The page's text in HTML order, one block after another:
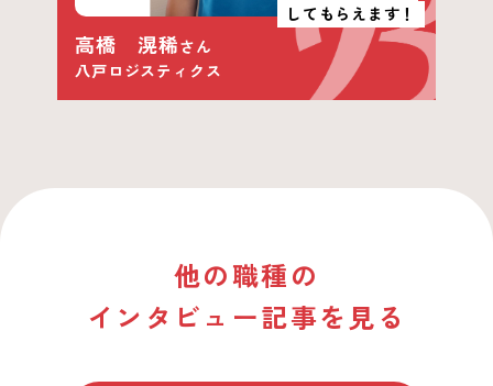
してもらえます！
高橋 滉稀さん
八戸ロジスティクス
他の職種の
インタビュー記事を見る